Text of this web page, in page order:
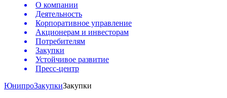
О компании
Деятельность
Корпоративное управление
Акционерам и инвесторам
Потребителям
Закупки
Устойчивое развитие
Пресс-центр
ЮнипроЗакупкиЗакупки